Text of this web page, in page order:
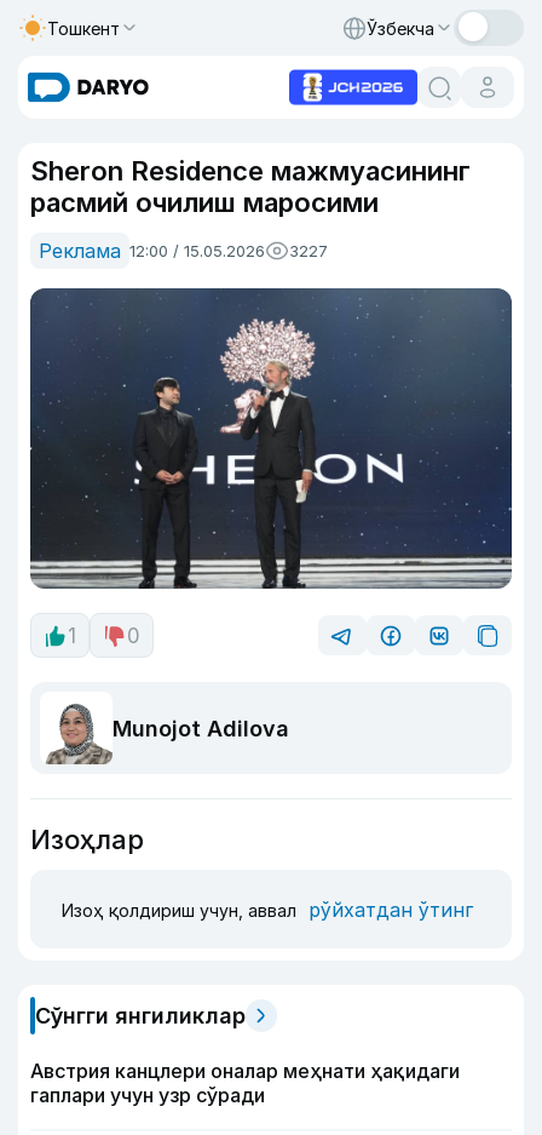
Тошкент Ўзбекча
Sheron Residence мажмуасининг
расмий очилиш маросими
Реклама 12:00 / 15.05.2026 3227
1 0
Munojot Adilova
Изоҳлар
Изоҳ қолдириш учун, аввал рўйхатдан ўтинг
Сўнгги янгиликлар
Австрия канцлери оналар меҳнати ҳақидаги
гаплари учун узр сўради